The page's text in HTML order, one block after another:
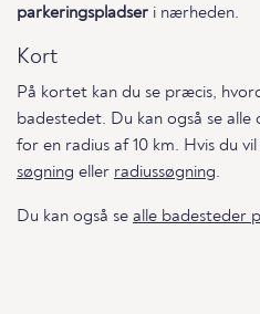
parkeringspladser i nærheden.
Kort
På kortet kan du se præcis,
badestedet. Du kan også se
for en radius af 10 km. Hvis du
søgning eller radiussøgning.
Du kan også se alle badesteder